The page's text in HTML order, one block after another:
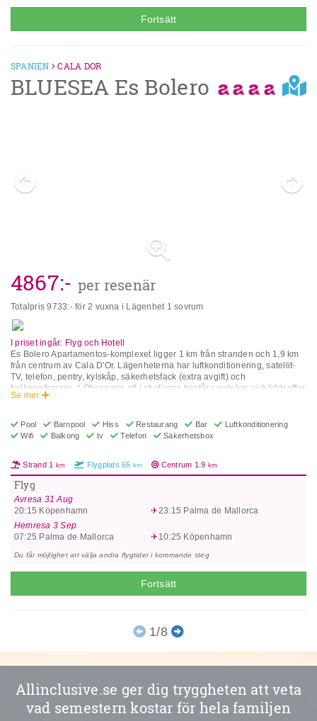
Fortsätt
SPANIEN CALA DOR
BLUESEA Es Bolero
4867:- per resenär
Totalpris9733:- för 2 vuxna i Lägenhet 1 sovrum
I priset ingår: Flyg och Hotell
Es Bolero Apartamentos-komplexet ligger 1 km från stranden och 1,9 km
från centrum av Cala D'Or. Lägenheterna har luftkonditionering, satellit-
TV, telefon, pentry, kylskåp, säkerhetsfack (extra avgift) och
balkong/terrass. * Observera att i studiorna består sovdelen av bäddsoffor
* Lägenheter med 1 sovrum: Bäddsoffa för 3:e/4:e person * Som gäst på
pool, tennis, bordtennis på hotellet Club Martha som är sammankopplat
med Es Bolero * Adress: Parc De La Mar, 6, 07660 Cala D'or, Islas
Se mer
Pool Barnpool Hiss Restaurang Bar
Luftkonditionering
Wifi
Balkong tv Telefon Säkerhetsbox
Strand 1 km Flygplats65 km Centrum 1.9 km
Flyg
Avresa 31 Aug
20:15 Köpenhamn 23:15 Palma de Mallorca
Hemresa 3 Sep
07:25 Palma de Mallorca 10:25 Köpenhamn
Du får möjlighet att välja andra flygtider i kommande steg
Fortsätt
1/8
Allinclusive.se ger dig tryggheten att veta
vad semestern kostar för hela familjen